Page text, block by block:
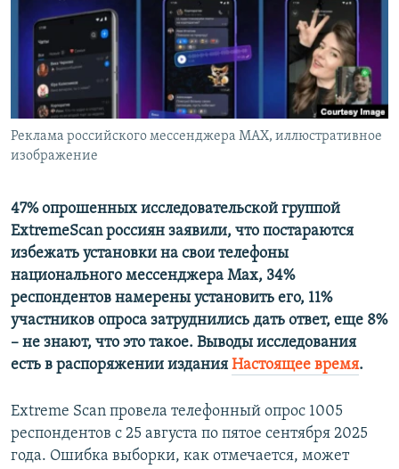
ПОБЕДИТЕЛЕЙ НЕ СУДЯТ?
КРЫМ.НЕПОКОРЕННЫЙ
ELIFBE
УКРАИНСКАЯ ПРОБЛЕМА КРЫМА
ПРИСОЕДИНЯЙТЕСЬ!
Все сайты RFE/RL
Реклама российского мессенджера МАХ, иллюстративное
изображение
47% опрошенных исследовательской группой
ExtremeScan россиян заявили, что постараются
избежать установки на свои телефоны
национального мессенджера Max, 34%
респондентов намерены установить его, 11%
участников опроса затруднились дать ответ, еще 8%
– не знают, что это такое. Выводы исследования
есть в распоряжении издания Настоящее время.
Extreme Scan провела телефонный опрос 1005
респондентов с 25 августа по пятое сентября 2025
года. Ошибка выборки, как отмечается, может